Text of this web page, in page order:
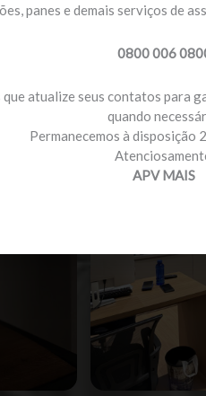
panes e demais serviços de
0800 006
atualize seus contatos para
quando
Permanecemos à disposição
APV MAIS